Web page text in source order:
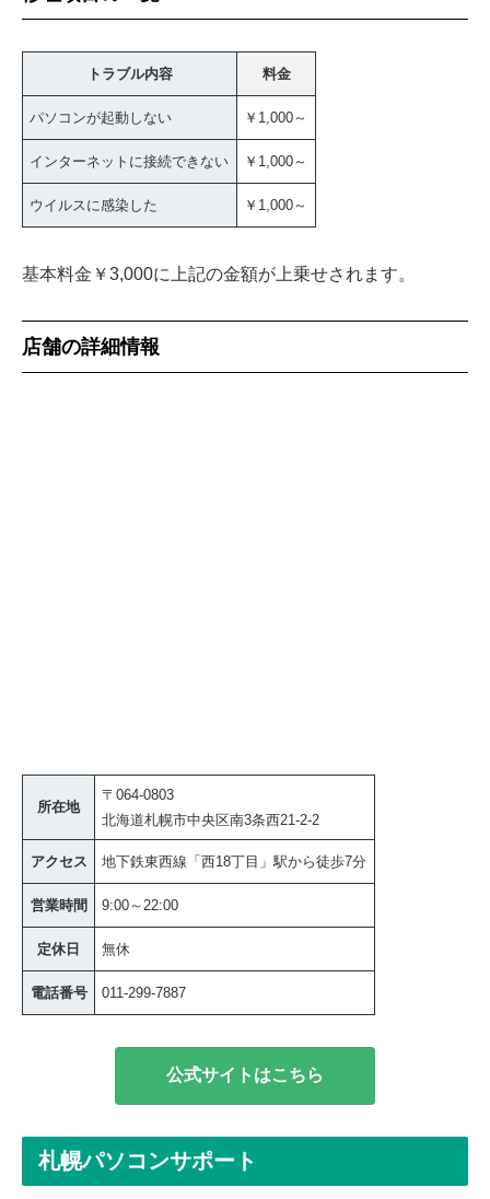
トラブル内容 料金
パソコンが起動しない ￥1,000～
インターネットに接続できない ￥1,000～
ウイルスに感染した ￥1,000～
基本料金￥3,000に上記の金額が上乗せされます。
店舗の詳細情報
所在地
〒064-0803
北海道札幌市中央区南3条西21-2-2
アクセス 地下鉄東西線「西18丁目」駅から徒歩7分
営業時間 9:00～22:00
定休日 無休
電話番号 011-299-7887
公式サイトはこちら
札幌パソコンサポート